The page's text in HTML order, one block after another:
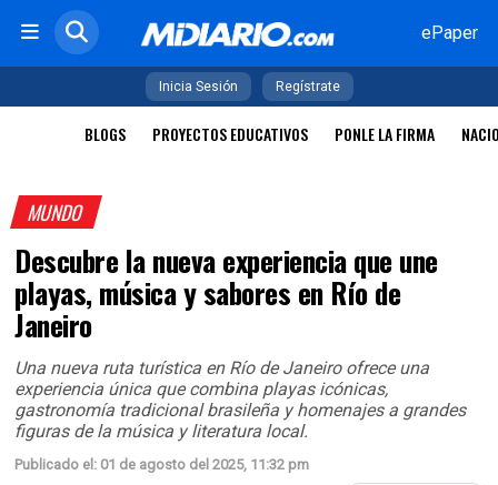
ePaper
Inicia Sesión Regístrate
BLOGS PROYECTOS EDUCATIVOS PONLE LA FIRMA
MUNDO
Descubre la nueva experiencia que une
playas, música y sabores en Río de
Janeiro
Una nueva ruta turística en Río de Janeiro ofrece una
experiencia única que combina playas icónicas,
gastronomía tradicional brasileña y homenajes a grandes
figuras de la música y literatura local.
Publicado el: 01 de agosto del 2025, 11:32 pm